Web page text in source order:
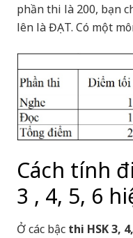
phần thi là 200, bạn
lên là ĐẠT. Có một
Cách tính
3 , 4, 5, 6
Ở các bậc thi HSK 3,